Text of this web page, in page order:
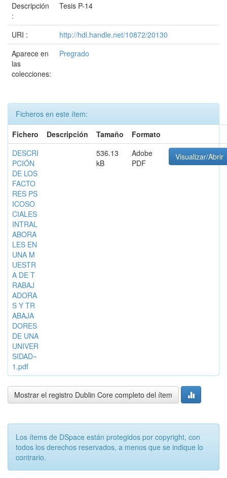
Descripción
:
Tesis P-14
URI :
http://hdl.handle.net/10872/20130
Aparece en
las
colecciones:
Pregrado
Ficheros en este ítem:
Fichero
Descripción Tamaño
Formato
DESCRI
PCIÓN
DE LOS
FACTO
RES PS
ICOSO
CIALES
INTRAL
ABORA
LES EN
UNA M
UESTR
A DE T
RABAJ
ADORA
S Y TR
ABAJA
DORES
DE UNA
UNIVER
SIDAD~
1.pdf
536.13
kB
Adobe
PDF
Visualizar/Abrir
Mostrar el registro Dublin Core completo del ítem
Los ítems de DSpace están protegidos por copyright, con
todos los derechos reservados, a menos que se indique lo
contrario.